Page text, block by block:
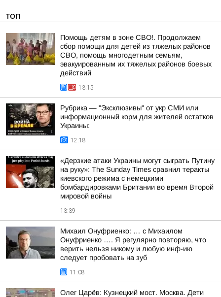
ТОП
Помощь детям в зоне СВО!. Продолжаем
сбор помощи для детей из тяжелых районов
СВО, помощь многодетным семьям,
эвакуированным их тяжелых районов боевых
действий
13:15
Рубрика — "Эксклюзивы" от укр СМИ или
информационный корм для жителей остатков
Украины:
12:18
«Дерзкие атаки Украины могут сыграть Путину
на руку»: The Sunday Times сравнил теракты
киевского режима с немецкими
бомбардировками Британии во время Второй
мировой войны
13:39
Михаил Онуфриенко: … с Михаилом
Онуфриенко …. Я регулярно повторяю, что
верить нельзя никому и любую инф-ию
следует пробовать на зуб
11:08
Олег Царёв: Кузнецкий мост. Москва. Дети